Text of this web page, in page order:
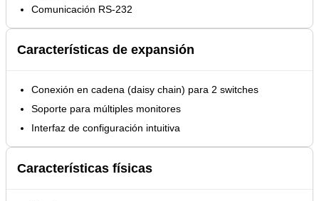
Comunicación RS-232
Características de expansión
Conexión en cadena (daisy chain) para 2 switches
Soporte para múltiples monitores
Interfaz de configuración intuitiva
Características físicas